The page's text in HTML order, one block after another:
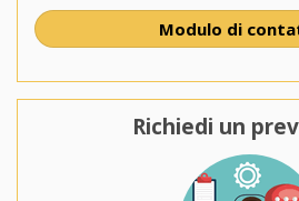
Modulo di
Richiedi un